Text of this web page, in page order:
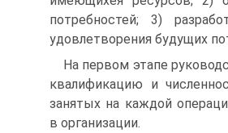
потребностей; 3)
удовлетворения будущих
На первом этапе
квалификацию и
занятых на каждой
в организации.